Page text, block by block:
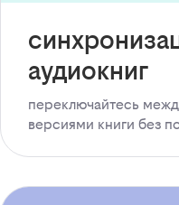
аудиокниг
переключайтесь
версиями книги без